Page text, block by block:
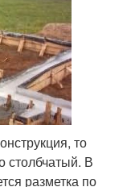
то
столбчатый. В
разметка по